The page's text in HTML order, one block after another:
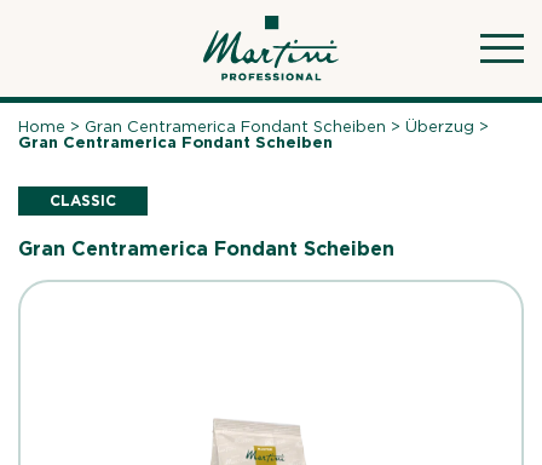
Home > Gran Centramerica Fondant Scheiben >Überzug >
Gran Centramerica Fondant Scheiben
CLASSIC
Gran Centramerica Fondant Scheiben